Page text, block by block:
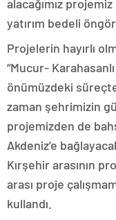
alacağımız
yatırım bedeli
Projelerin hayırlı
“Mucur-
önümüzdeki
zaman şehrimizin
projemizden de
Akdeniz’e
Kırşehir arasının
arası proje
kullandı.